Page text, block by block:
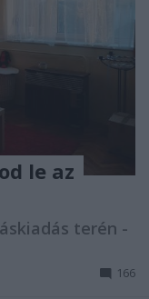
le az
terén -
166